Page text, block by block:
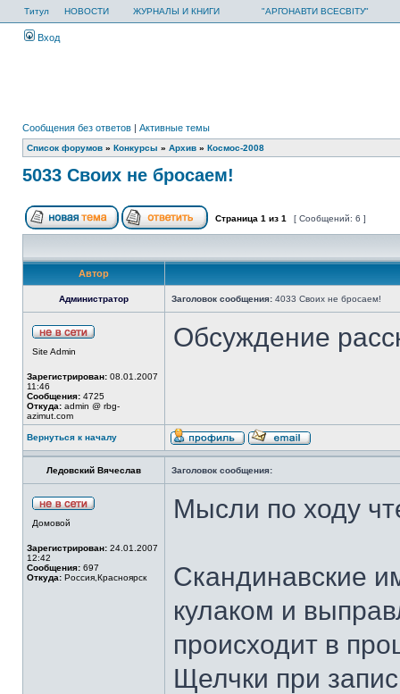
Титул НОВОСТИ ЖУРНАЛЫ И КНИГИ "АРГОНАВТИ ВСЕСВІТУ"
Вход
Сообщения без ответов | Активные темы
Список форумов » Конкурсы » Архив » Космос-2008
5033 Своих не бросаем!
Страница 1 из 1 [ Сообщений: 6 ]
Автор
Администратор Заголовок сообщения: 4033 Своих не бросаем!
Site Admin
Зарегистрирован: 08.01.2007
11:46
Сообщения: 4725
Откуда: admin @ rbg-
azimut.com
Обсуждение
Вернуться к началу
Ледовский Вячеслав Заголовок сообщения:
Домовой
Зарегистрирован: 24.01.2007
12:42
Сообщения: 697
Откуда: Россия,Красноярск
Мысли по ходу
Скандинавские
кулаком и
происходит в
Щелчки при